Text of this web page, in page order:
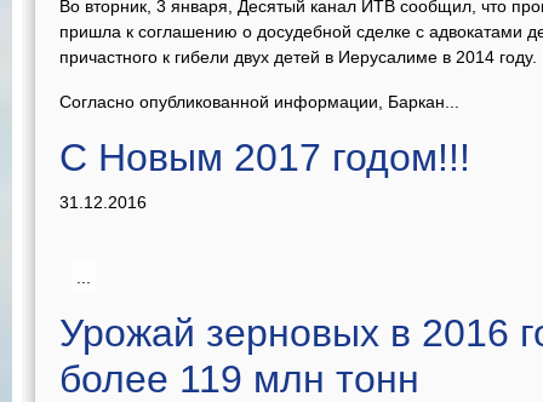
Во вторник, 3 января, Десятый канал ИТВ сообщил, что
пришла к соглашению о досудебной сделке с адвокатами
причастного к гибели двух детей в Иерусалиме в 2014 году.
Согласно опубликованной информации, Баркан...
С Новым 2017 годом!!!
31.12.2016
Урожай зерновых в 2016
более 119 млн тонн